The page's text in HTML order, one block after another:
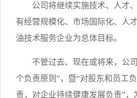
公司将继续实施技术、人才
有经营规模化、市场国际化、人
油技术服务企业为总体目标。
不管过去、现在或将来，公
个负责原则”，暨“对股东和员工
责，对企业持续健康发展负责”，